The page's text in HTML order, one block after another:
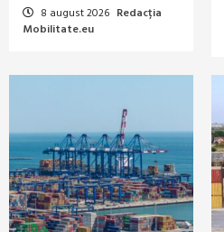
8 august 2026 Redacția
Mobilitate.eu